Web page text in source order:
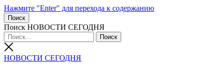
Нажмите "Enter" для перехода к содержанию
Поиск
Поиск НОВОСТИ СЕГОДНЯ
НОВОСТИ СЕГОДНЯ